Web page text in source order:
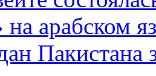
арабском
Пакистана